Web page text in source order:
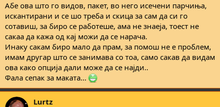
Абе ова што го видов, пакет, во него исечени парчиња,
искантирани и се шо треба и скица за сам да си го
сотавиш, за биро се работеше, ама не знаеја, тоест не
сакаа да кажа од кај можи да се нарача.
Инаку сакам биро мало да прам, за помош не е проблем,
имам другар што се занимава со тоа, само сакав да видам
ова како опција дали може да се најди..
Фала сепак за маката...
Lurtz